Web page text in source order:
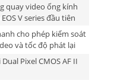
quay video ống kính
V series đầu tiên
cho phép kiểm soát
và tốc độ phát lại
Pixel CMOS AF II